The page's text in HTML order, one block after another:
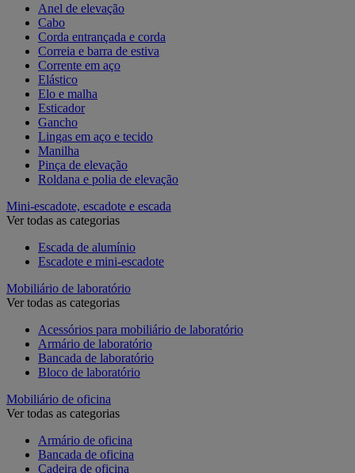
Anel de elevação
Cabo
Corda entrançada e corda
Correia e barra de estiva
Corrente em aço
Elástico
Elo e malha
Esticador
Gancho
Lingas em aço e tecido
Manilha
Pinça de elevação
Roldana e polia de elevação
Mini-escadote, escadote e escada
Ver todas as categorias
Escada de alumínio
Escadote e mini-escadote
Mobiliário de laboratório
Ver todas as categorias
Acessórios para mobiliário de laboratório
Armário de laboratório
Bancada de laboratório
Bloco de laboratório
Mobiliário de oficina
Ver todas as categorias
Armário de oficina
Bancada de oficina
Cadeira de oficina